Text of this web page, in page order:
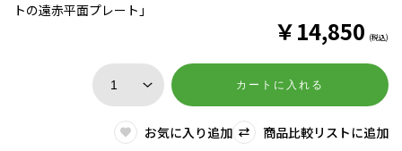
トの遠赤平面プレート」
￥14,850 (税込)
カートに入れる
お気に入り追加
商品比較リストに追加